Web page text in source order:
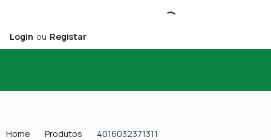
Login ou Registar
Home Produtos 4016032371311